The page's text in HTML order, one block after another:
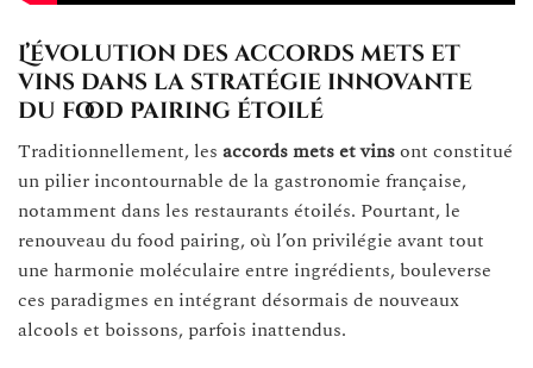
L’évolution des accords mets et
vins dans la stratégie innovante
du food pairing étoilé
Traditionnellement, les accords mets et vinsont constitué
un pilier incontournable de la gastronomie française,
notamment dans les restaurants étoilés. Pourtant, le
renouveau du food pairing, où l’on privilégie avant tout
une harmonie moléculaire entre ingrédients, bouleverse
ces paradigmes en intégrant désormais de nouveaux
alcools et boissons, parfois inattendus.